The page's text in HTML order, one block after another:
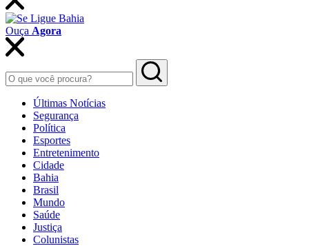
Ouça Agora
Últimas Notícias
Segurança
Política
Esportes
Entretenimento
Cidade
Bahia
Brasil
Mundo
Saúde
Justiça
Colunistas